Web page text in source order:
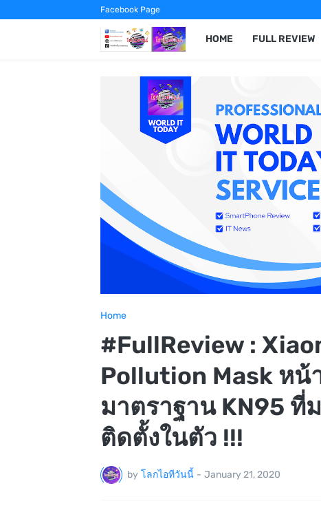
Facebook Page
HOME FULL REVIEW
Home
#FullReview :
Pollution Mask หน้
มาตราฐาน KN95 ที่
ติดตั้งในตัว !!!
by โลกไอทีวันนี้ - January 21, 2020